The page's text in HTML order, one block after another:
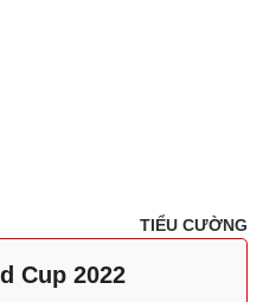
TIỂU CƯỜNG
Cup 2022